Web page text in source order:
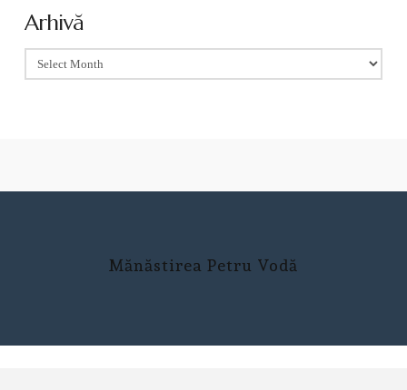
Arhivă
Arhivă
Mănăstirea Petru Vodă